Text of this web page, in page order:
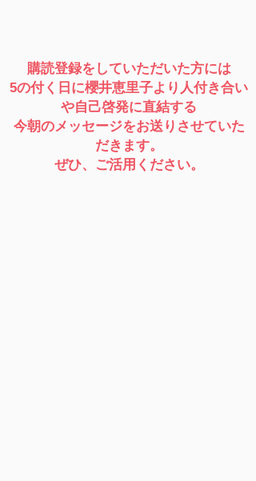
購読登録をしていただいた方には
5の付く日に櫻井恵里子より人付き合い
や自己啓発に直結する
今朝のメッセージをお送りさせていた
だきます。
ぜひ、ご活用ください。